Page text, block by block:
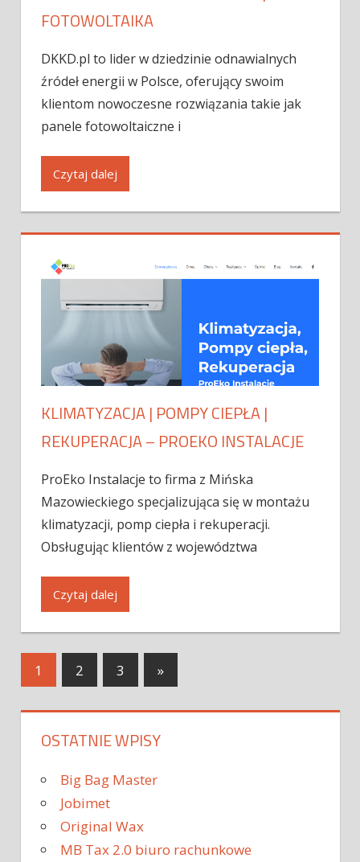
FOTOWOLTAIKA
DKKD.pl to lider w dziedzinie odnawialnych
źródeł energii w Polsce, oferujący swoim
klientom nowoczesne rozwiązania takie jak
panele fotowoltaiczne i
Czytaj dalej
KLIMATYZACJA | POMPY CIEPŁA |
REKUPERACJA – PROEKO INSTALACJE
ProEko Instalacje to firma z Mińska
Mazowieckiego specjalizująca się w montażu
klimatyzacji, pomp ciepła i rekuperacji.
Obsługując klientów z województwa
Czytaj dalej
1 2 3 »
OSTATNIE WPISY
Big Bag Master
Jobimet
Original Wax
MB Tax 2.0 biuro rachunkowe